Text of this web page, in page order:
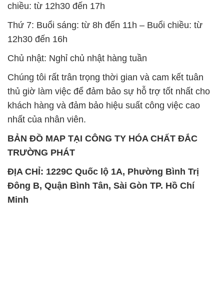
chiều: từ 12h30 đến 17h
Thứ 7: Buổi sáng: từ 8h đến 11h – Buổi chiều: từ
12h30 đến 16h
Chủ nhật: Nghỉ chủ nhật hàng tuần
Chúng tôi rất trân trọng thời gian và cam kết tuân
thủ giờ làm việc để đảm bảo sự hỗ trợ tốt nhất cho
khách hàng và đảm bảo hiệu suất công việc cao
nhất của nhân viên.
BẢN ĐỒ MAP TẠI CÔNG TY HÓA CHẤT ĐẮC
TRƯỜNG PHÁT
ĐỊA CHỈ: 1229C Quốc lộ 1A, Phường Bình Trị
Đông B, Quận Bình Tân, Sài Gòn TP. Hồ Chí
Minh